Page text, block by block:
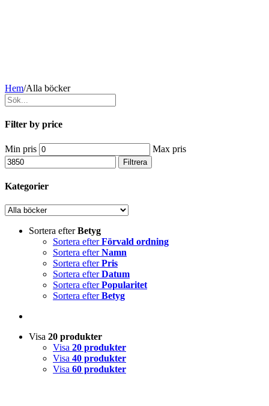
Hem/Alla böcker
Filter by price
Min pris Max pris
Filtrera
Kategorier
Sortera efterBetyg
Sortera efterFörvald ordning
Sortera efterNamn
Sortera efterPris
Sortera efterDatum
Sortera efterPopularitet
Sortera efterBetyg
Visa 20 produkter
Visa 20 produkter
Visa 40 produkter
Visa 60 produkter